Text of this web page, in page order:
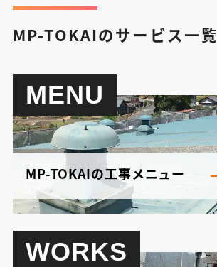
MP-TOKAIのサービス一覧
MENU
MP-TOKAIの工事メニュー
WORKS